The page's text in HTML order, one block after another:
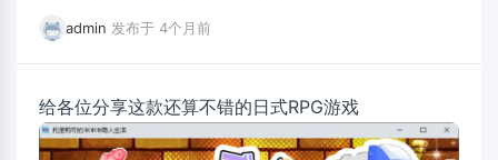
admin 发布于 4个月前
给各位分享这款还算不错的日式RPG游戏